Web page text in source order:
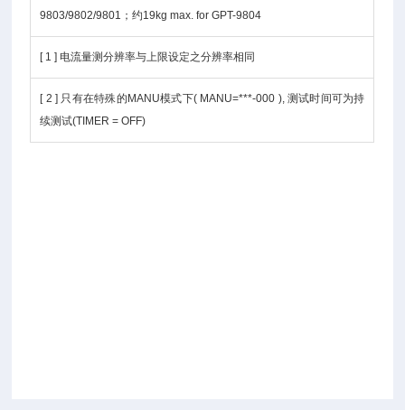
9803/9802/9801；约19kg max. for GPT-9804
[ 1 ] 电流量测分辨率与上限设定之分辨率相同
[ 2 ] 只有在特殊的MANU模式下( MANU=***-000 ), 测试时间可为持
续测试(TIMER = OFF)